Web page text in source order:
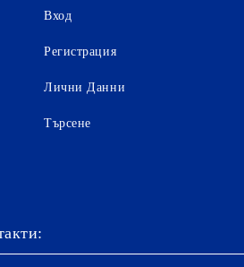
Вход
Регистрация
Лични Данни
Търсене